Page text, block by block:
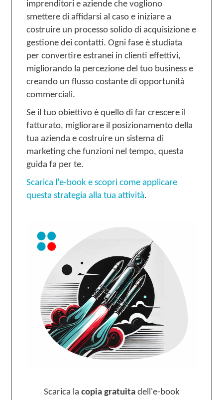
imprenditori e aziende che vogliono
smettere di affidarsi al caso e iniziare a
costruire un processo solido di acquisizione e
gestione dei contatti. Ogni fase è studiata
per convertire estranei in clienti effettivi,
migliorando la percezione del tuo business e
creando un flusso costante di opportunità
commerciali.
Se il tuo obiettivo è quello di far crescere il
fatturato, migliorare il posizionamento della
tua azienda e costruire un sistema di
marketing che funzioni nel tempo, questa
guida fa per te.
Scarica l’e-book e scopri come applicare
questa strategia alla tua attività.
Scarica la copia gratuitadell'e-book